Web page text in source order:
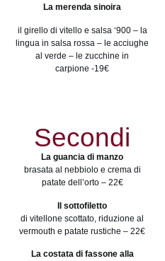
La merenda sinoira
il girello di vitello e salsa ‘900 – la
lingua in salsa rossa – le acciughe
al verde – le zucchine in
carpione -19€
Secondi
La guancia di manzo
brasata al nebbiolo e crema di
patate dell’orto – 22€
Il sottofiletto
di vitellone scottato, riduzione al
vermouth e patate rustiche – 22€
La costata di fassone alla